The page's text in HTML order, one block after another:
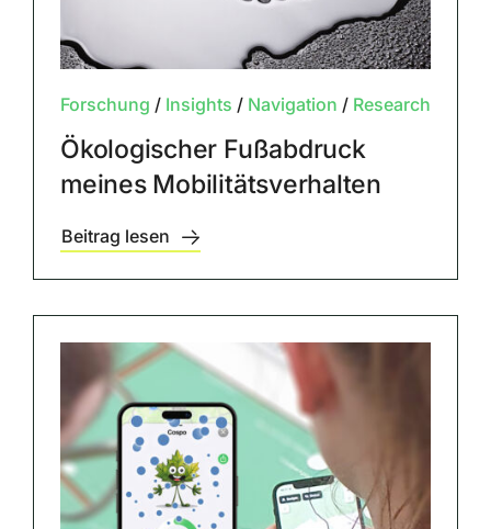
Forschung / Insights / Navigation / Research
Ökologischer Fußabdruck
meines Mobilitätsverhalten
Beitrag lesen